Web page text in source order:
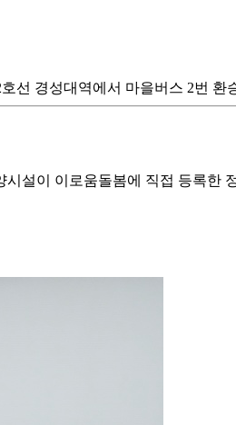
선 경성대역에서 마을버스 2번 환
설이 이로움돌봄에 직접 등록한